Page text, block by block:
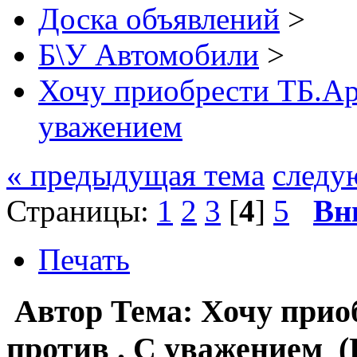
Доска объявлений >
Б\У Автомобили >
Хочу приобрести
уважением
« предыдущая тема
Страницы: 1 2 3 [4] 5
Печать
Автор Тема: Хочу
против . С уважением